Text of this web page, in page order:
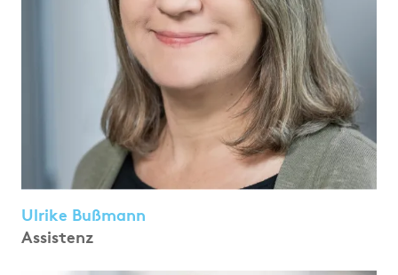
Ulrike Bußmann
Assistenz